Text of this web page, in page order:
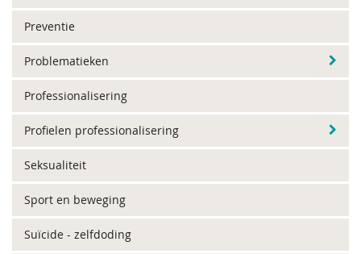
Preventie
Problematieken
Professionalisering
Profielen professionalisering
Seksualiteit
Sport en beweging
Suïcide - zelfdoding